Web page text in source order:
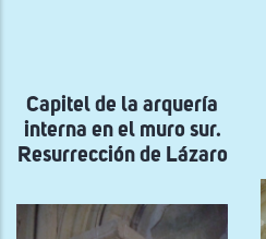
navegación
Capitel de la arquería
interna en el muro sur.
Resurrección de Lázaro